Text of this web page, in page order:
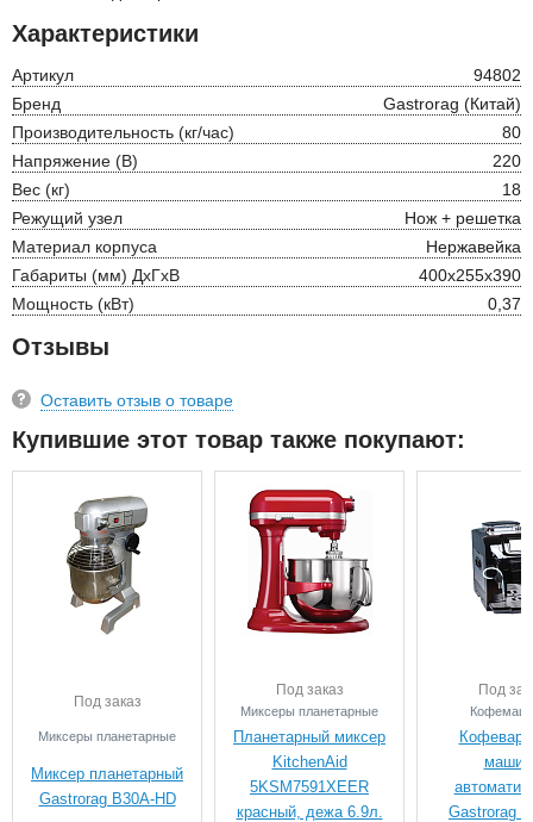
Характеристики
Артикул
94802
Бренд
Gastrorag (Китай)
Производительность (кг/час)
80
Напряжение (В)
220
Вес (кг)
18
Режущий узел
Нож + решетка
Материал корпуса
Нержавейка
Габариты (мм) ДхГхВ
400х255х390
Мощность (кВт)
0,37
Отзывы
Оставить отзыв о товаре
Купившие этот товар также покупают:
Под заказ
Миксеры планетарные
Миксер планетарный
Gastrorag B30A-HD
Под заказ
Миксеры планетарные
Планетарный миксер
KitchenAid
5KSM7591XEER
красный, дежа 6.9л.
Под
Gastrorag